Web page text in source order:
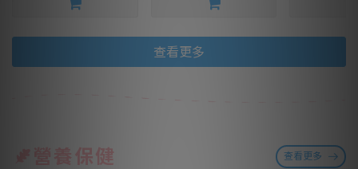
查看更多
營養保健 查看更多